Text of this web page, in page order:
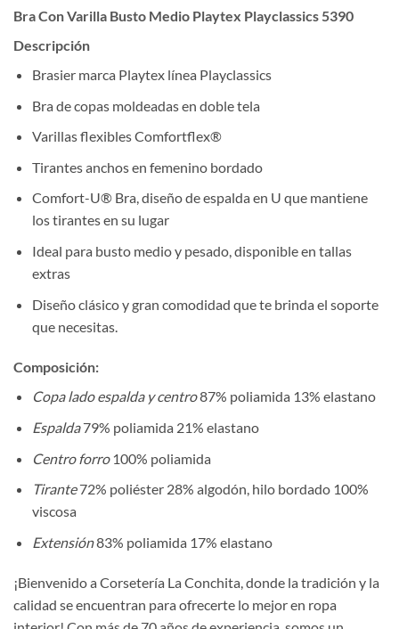
Bra Con Varilla Busto Medio Playtex Playclassics 5390
Descripción
Brasier marca Playtex línea Playclassics
Bra de copas moldeadas en doble tela
Varillas flexibles Comfortflex®
Tirantes anchos en femenino bordado
Comfort-U® Bra, diseño de espalda en U que mantiene
los tirantes en su lugar
Ideal para busto medio y pesado, disponible en tallas
extras
Diseño clásico y gran comodidad que te brinda el soporte
que necesitas.
Composición:
Copa lado espalda y centro87% poliamida 13% elastano
Espalda79% poliamida 21% elastano
Centro forro100% poliamida
Tirante72% poliéster 28% algodón, hilo bordado 100%
viscosa
Extensión83% poliamida 17% elastano
¡Bienvenido a Corsetería La Conchita, donde la tradición y la
calidad se encuentran para ofrecerte lo mejor en ropa